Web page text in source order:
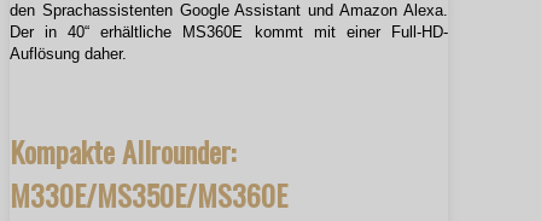
den Sprachassistenten Google Assistant und Amazon Alexa.
Der in 40“ erhältliche MS360E kommt mit einer Full-HD-
Auflösung daher.
Kompakte Allrounder:
M330E/MS350E/MS360E